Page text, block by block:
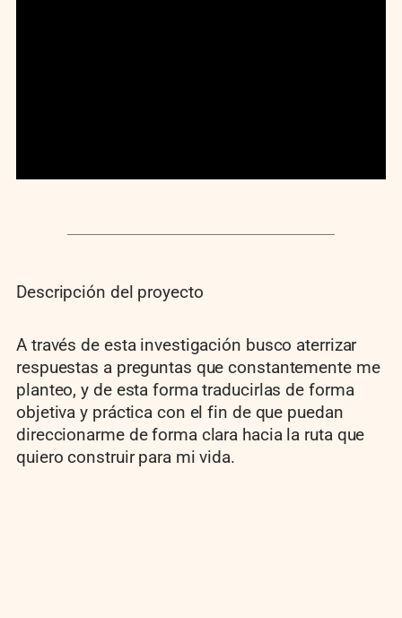
Descripción del proyecto
A través de esta investigación busco aterrizar
respuestas a preguntas que constantemente me
planteo, y de esta forma traducirlas de forma
objetiva y práctica con el fin de que puedan
direccionarme de forma clara hacia la ruta que
quiero construir para mi vida.